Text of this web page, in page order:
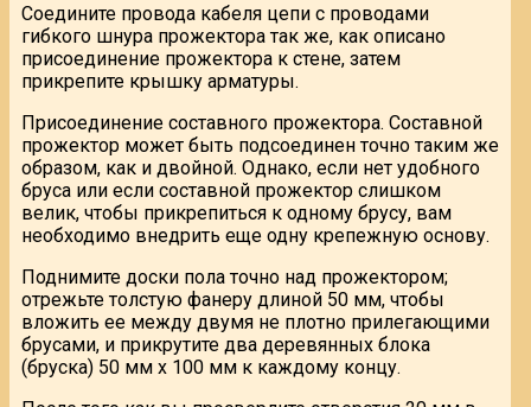
Соедините провода кабеля цепи с проводами
гибкого шнура прожектора так же, как описано
присоединение прожектора к стене, затем
прикрепите крышку арматуры.
Присоединение составного прожектора. Составной
прожектор может быть подсоединен точно таким же
образом, как и двойной. Однако, если нет удобного
бруса или если составной прожектор слишком
велик, чтобы прикрепиться к одному брусу, вам
необходимо внедрить еще одну крепежную основу.
Поднимите доски пола точно над прожектором;
отрежьте толстую фанеру длиной 50 мм, чтобы
вложить ее между двумя не плотно прилегающими
брусами, и прикрутите два деревянных блока
(бруска) 50 мм х 100 мм к каждому концу.